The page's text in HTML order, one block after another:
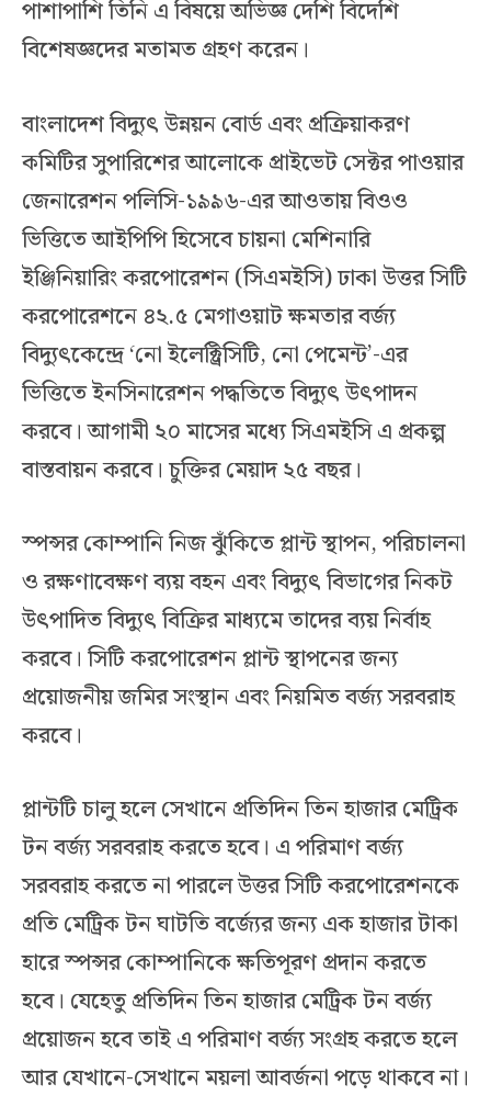
পাশাপাশি তিনি এ বিষয়ে অভিজ্ঞ দেশি বিদেশি
বিশেষজ্ঞদের মতামত গ্রহণ করেন।
বাংলাদেশ বিদ্যুৎ উন্নয়ন বোর্ড এবং প্রক্রিয়াকরণ
কমিটির সুপারিশের আলোকে প্রাইভেট সেক্টর পাওয়ার
জেনারেশন পলিসি-১৯৯৬-এর আওতায় বিওও
ভিত্তিতে আইপিপি হিসেবে চায়না মেশিনারি
ইঞ্জিনিয়ারিং করপোরেশন (সিএমইসি) ঢাকা উত্তর সিটি
করপোরেশনে ৪২.৫ মেগাওয়াট ক্ষমতার বর্জ্য
বিদ্যুৎকেন্দ্রে ‘নো ইলেক্ট্রিসিটি, নো পেমেন্ট’-এর
ভিত্তিতে ইনসিনারেশন পদ্ধতিতে বিদ্যুৎ উৎপাদন
করবে। আগামী ২০ মাসের মধ্যে সিএমইসি এ প্রকল্প
বাস্তবায়ন করবে। চুক্তির মেয়াদ ২৫ বছর।
স্পন্সর কোম্পানি নিজ ঝুঁকিতে প্লান্ট স্থাপন, পরিচালনা
ও রক্ষণাবেক্ষণ ব্যয় বহন এবং বিদ্যুৎ বিভাগের নিকট
উৎপাদিত বিদ্যুৎ বিক্রির মাধ্যমে তাদের ব্যয় নির্বাহ
করবে। সিটি করপোরেশন প্লান্ট স্থাপনের জন্য
প্রয়োজনীয় জমির সংস্থান এবং নিয়মিত বর্জ্য সরবরাহ
করবে।
প্লান্টটি চালু হলে সেখানে প্রতিদিন তিন হাজার মেট্রিক
টন বর্জ্য সরবরাহ করতে হবে। এ পরিমাণ বর্জ্য
সরবরাহ করতে না পারলে উত্তর সিটি করপোরেশনকে
প্রতি মেট্রিক টন ঘাটতি বর্জ্যের জন্য এক হাজার টাকা
হারে স্পন্সর কোম্পানিকে ক্ষতিপূরণ প্রদান করতে
হবে। যেহেতু প্রতিদিন তিন হাজার মেট্রিক টন বর্জ্য
প্রয়োজন হবে তাই এ পরিমাণ বর্জ্য সংগ্রহ করতে হলে
আর যেখানে-সেখানে ময়লা আবর্জনা পড়ে থাকবে না।